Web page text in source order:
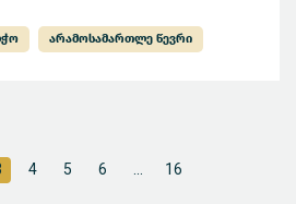
არამოსამართლე წევრი
4 5 6 ... 16